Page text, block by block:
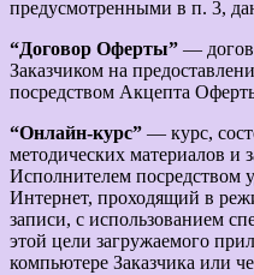
предусмотренными в п. 3,
“Договор Оферты” —
Заказчиком на
посредством Акцепта
“Онлайн-курс” — курс,
методических материалов и
Исполнителем посредством
Интернет, проходящий в
записи, с использованием
этой цели загружаемого
компьютере Заказчика или